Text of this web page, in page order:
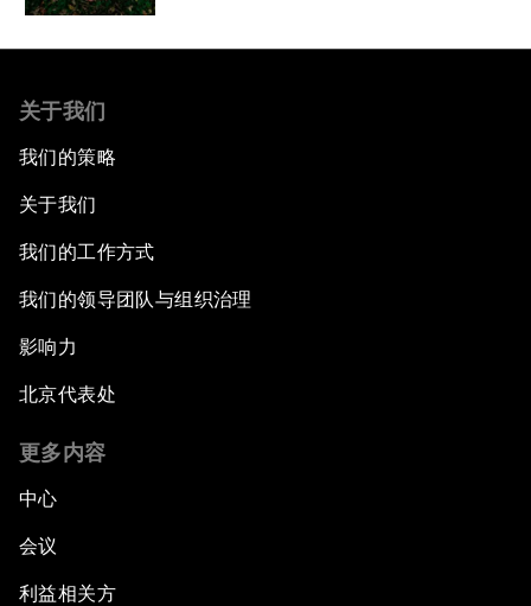
关于我们
我们的策略
关于我们
我们的工作方式
我们的领导团队与组织治理
影响力
北京代表处
更多内容
中心
会议
利益相关方